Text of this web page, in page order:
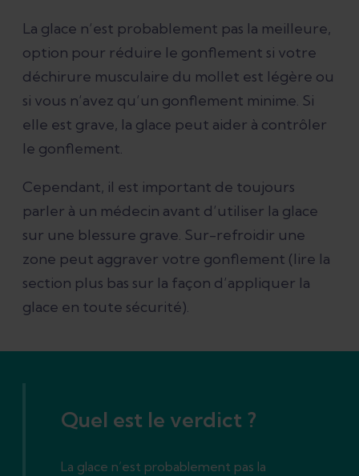
La glace n’est probablement pas la meilleure,
option pour réduire le gonflement si votre
déchirure musculaire du mollet est légère ou
si vous n’avez qu’un gonflement minime. Si
elle est grave, la glace peut aider à contrôler
le gonflement.
Cependant, il est important de toujours
parler à un médecin avant d’utiliser la glace
sur une blessure grave. Sur-refroidir une
zone peut aggraver votre gonflement (lire la
section plus bas sur la façon d’appliquer la
glace en toute sécurité).
Quel est le verdict ?
La glace n’est probablement pas la